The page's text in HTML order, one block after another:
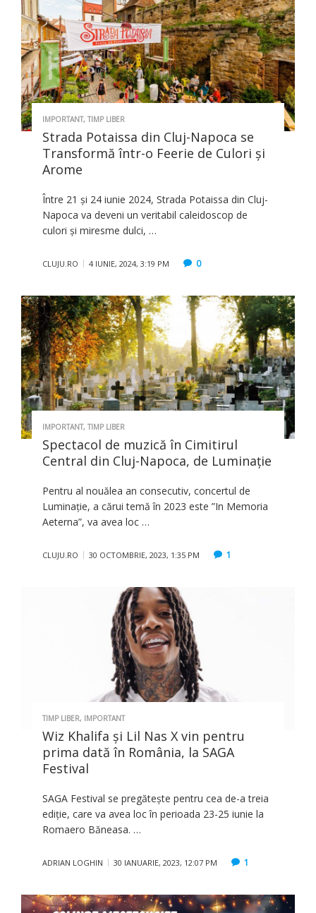
IMPORTANT, TIMP LIBER
Strada Potaissa din Cluj-Napoca se
Transformă într-o Feerie de Culori și
Arome
Între 21 și 24 iunie 2024, Strada Potaissa din Cluj-
Napoca va deveni un veritabil caleidoscop de
culori și miresme dulci, …
CLUJU.RO 4 IUNIE, 2024, 3:19 PM 0
IMPORTANT, TIMP LIBER
Spectacol de muzică în Cimitirul
Central din Cluj-Napoca, de Luminație
Pentru al nouălea an consecutiv, concertul de
Luminație, a cărui temă în 2023 este ”In Memoria
Aeterna”, va avea loc …
CLUJU.RO 30 OCTOMBRIE, 2023, 1:35 PM 1
TIMP LIBER, IMPORTANT
Wiz Khalifa și Lil Nas X vin pentru
prima dată în România, la SAGA
Festival
SAGA Festival se pregătește pentru cea de-a treia
ediție, care va avea loc în perioada 23-25 iunie la
Romaero Băneasa. …
ADRIAN LOGHIN 30 IANUARIE, 2023, 12:07 PM 1